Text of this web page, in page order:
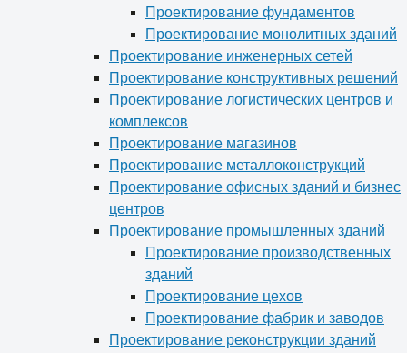
Проектирование фундаментов
Проектирование монолитных зданий
Проектирование инженерных сетей
Проектирование конструктивных решений
Проектирование логистических центров и
комплексов
Проектирование магазинов
Проектирование металлоконструкций
Проектирование офисных зданий и бизнес
центров
Проектирование промышленных зданий
Проектирование производственных
зданий
Проектирование цехов
Проектирование фабрик и заводов
Проектирование реконструкции зданий